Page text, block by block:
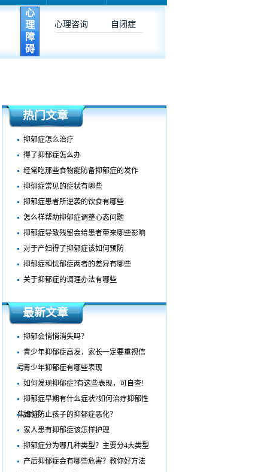
心
理
障
碍
心理咨询 自闭症
热门文章
抑郁症怎么治疗
得了抑郁症怎么办
经常吃那些食物能防备抑郁症的发作
抑郁症常见的症状有哪些
抑郁症患者所逆袭的饮食有哪些
怎么样帮助抑郁症调整心态问题
抑郁症导致残留会给患者带来哪些影响
对于产妇得了抑郁症该如何预防
抑郁症和忧郁症两者的差异有哪些
关于抑郁症的调理办法有哪些
最新文章
抑郁会悄悄消失吗？
青少年抑郁症高发，家长一定要重视信
号青少年抑郁症有哪些表现
如何发现抑郁症?有这些表现，可自查!​
抑郁症早期有什么症状?如何治疗抑郁性
焦虑症?
如何防止孩子的抑郁症恶化？
家人患有抑郁症该怎样护理
抑郁症分为哪几种类型？主要分4大类型
产后抑郁症会有哪些危害？教你好方法